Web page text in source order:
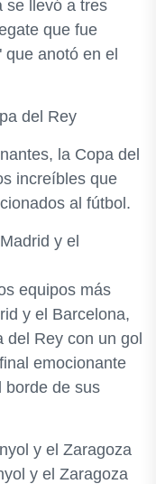
se llevó a tres
que fue
anotó en el
del Rey
la Copa del
increíbles que
al fútbol.
y el
equipos más
y el Barcelona,
Rey con un gol
emocionante
borde de sus
y el Zaragoza
y el Zaragoza